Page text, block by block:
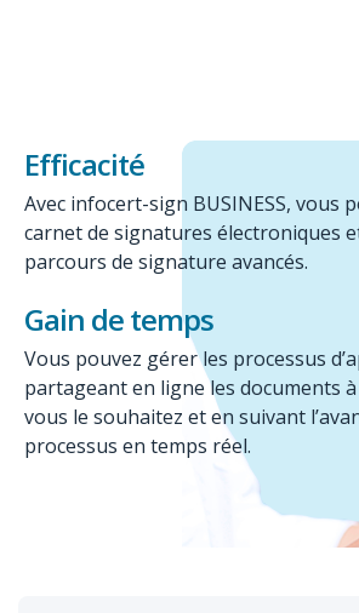
Efficacité
Avec infocert-sign BUSINESS, vous
carnet de signatures électroniques
parcours de signature avancés.
Gain de temps
Vous pouvez gérer les processus
partageant en ligne les documents
vous le souhaitez et en suivant
processus en temps réel.